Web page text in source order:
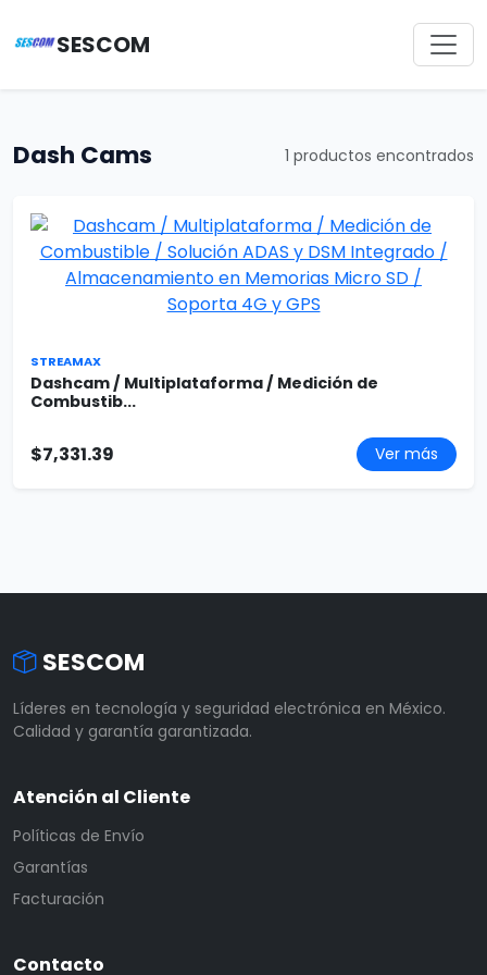
SESCOM
Dash Cams 1 productos encontrados
STREAMAX
Dashcam / Multiplataforma / Medición de
Combustib...
$7,331.39 Ver más
SESCOM
Líderes en tecnología y seguridad electrónica en México.
Calidad y garantía garantizada.
Atención al Cliente
Políticas de Envío
Garantías
Facturación
Contacto